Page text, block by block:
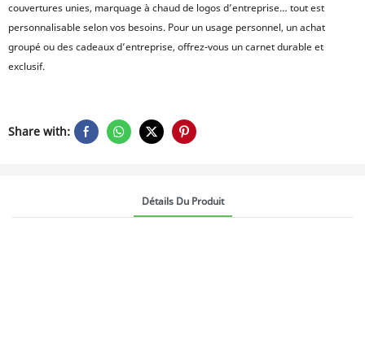
couvertures unies, marquage à chaud de logos d’entreprise… tout est
personnalisable selon vos besoins. Pour un usage personnel, un achat
groupé ou des cadeaux d’entreprise, offrez-vous un carnet durable et
exclusif.
Share with:
Détails Du Produit